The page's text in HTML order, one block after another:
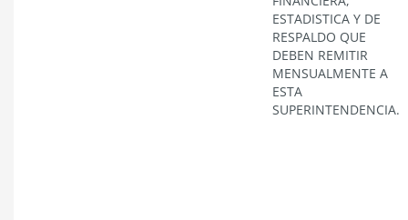
ESTADISTICA Y DE
RESPALDO QUE
DEBEN REMITIR
MENSUALMENTE A
ESTA
SUPERINTENDENCIA.